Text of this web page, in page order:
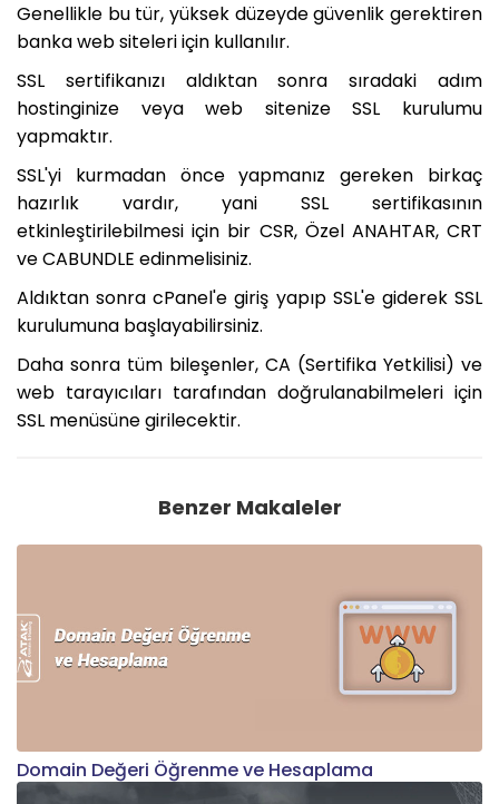
Genellikle bu tür, yüksek düzeyde güvenlik gerektiren
banka web siteleri için kullanılır.
SSL sertifikanızı aldıktan sonra sıradaki adım
hostinginize veya web sitenize SSL kurulumu
yapmaktır.
SSL'yi kurmadan önce yapmanız gereken birkaç
hazırlık vardır, yani SSL sertifikasının
etkinleştirilebilmesi için bir CSR, Özel ANAHTAR, CRT
ve CABUNDLE edinmelisiniz.
Aldıktan sonra cPanel'e giriş yapıp SSL'e giderek SSL
kurulumuna başlayabilirsiniz.
Daha sonra tüm bileşenler, CA (Sertifika Yetkilisi) ve
web tarayıcıları tarafından doğrulanabilmeleri için
SSL menüsüne girilecektir.
Benzer Makaleler
Domain Değeri Öğrenme ve Hesaplama